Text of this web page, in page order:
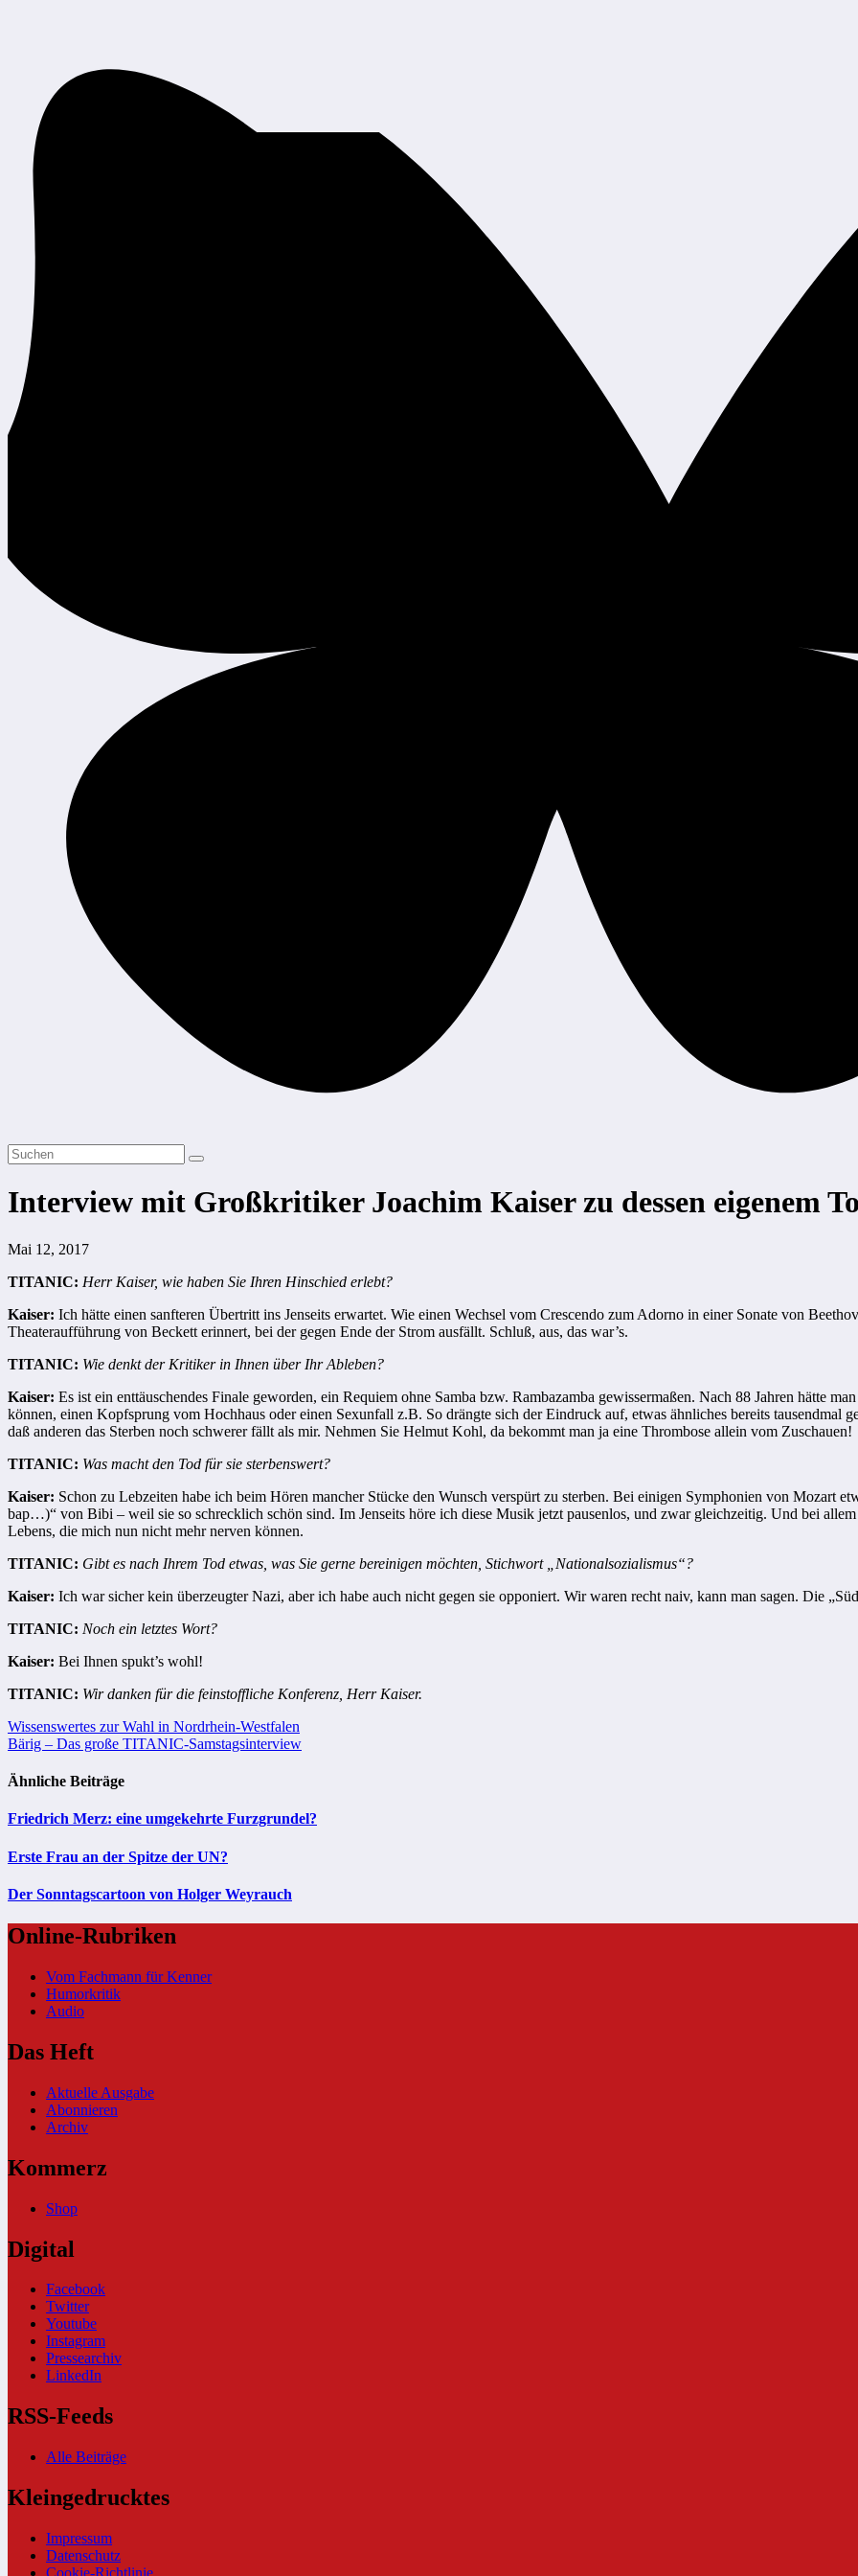
Interview mit Großkritiker Joachim Kaiser zu dessen eigenem
Mai 12, 2017
TITANIC: Herr Kaiser, wie haben Sie Ihren Hinschied erlebt?
Kaiser: Ich hätte einen sanfteren Übertritt ins Jenseits erwartet. Wie einen Wechsel vom Crescendo zum Adorno in einer Sonate von
Theateraufführung von Beckett erinnert, bei der gegen Ende der Strom ausfällt. Schluß, aus, das war’s.
TITANIC: Wie denkt der Kritiker in Ihnen über Ihr Ableben?
Kaiser: Es ist ein enttäuschendes Finale geworden, ein Requiem ohne Samba bzw. Rambazamba gewissermaßen. Nach 88 Jahren hätte
können, einen Kopfsprung vom Hochhaus oder einen Sexunfall z.B. So drängte sich der Eindruck auf, etwas ähnliches bereits tausendmal
daß anderen das Sterben noch schwerer fällt als mir. Nehmen Sie Helmut Kohl, da bekommt man ja eine Thrombose allein vom Zuschauen!
TITANIC: Was macht den Tod für sie sterbenswert?
Kaiser: Schon zu Lebzeiten habe ich beim Hören mancher Stücke den Wunsch verspürt zu sterben. Bei einigen Symphonien von Mozart
bap…)“ von Bibi – weil sie so schrecklich schön sind. Im Jenseits höre ich diese Musik jetzt pausenlos, und zwar gleichzeitig. Und bei
Lebens, die mich nun nicht mehr nerven können.
TITANIC: Gibt es nach Ihrem Tod etwas, was Sie gerne bereinigen möchten, Stichwort „Nationalsozialismus“?
Kaiser: Ich war sicher kein überzeugter Nazi, aber ich habe auch nicht gegen sie opponiert. Wir waren recht naiv, kann man sagen. Die
TITANIC: Noch ein letztes Wort?
Kaiser: Bei Ihnen spukt’s wohl!
TITANIC: Wir danken für die feinstoffliche Konferenz, Herr Kaiser.
Beitragsnavigation
Wissenswertes zur Wahl in Nordrhein-Westfalen
Bärig – Das große TITANIC-Samstagsinterview
Ähnliche Beiträge
Friedrich Merz: eine umgekehrte Furzgrundel?
Erste Frau an der Spitze der UN?
Der Sonntagscartoon von Holger Weyrauch
Online-Rubriken
Vom Fachmann für Kenner
Humorkritik
Audio
Das Heft
Aktuelle Ausgabe
Abonnieren
Archiv
Kommerz
Shop
Digital
Facebook
Twitter
Youtube
Instagram
Pressearchiv
LinkedIn
RSS-Feeds
Alle Beiträge
Kleingedrucktes
Impressum
Datenschutz
Cookie-Richtlinie